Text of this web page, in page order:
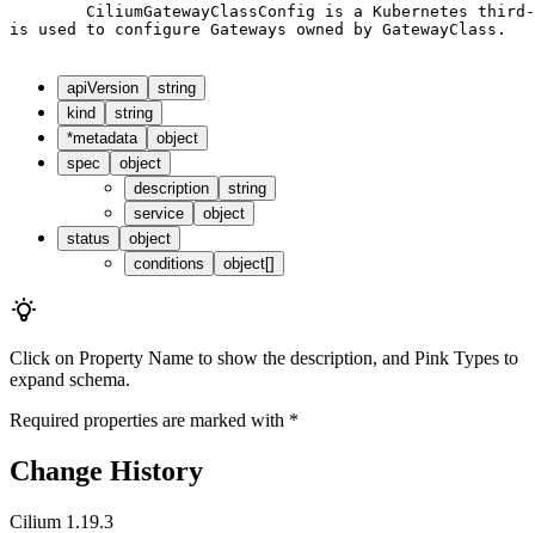
CiliumGatewayClassConfig is a Kubernetes
is used to configure Gateways owned by GatewayClass.
apiVersion
string
kind
string
*metadata
object
spec
object
description
string
service
object
status
object
conditions
object[]
Click on Property Name to show the description, and Pink Types to
expand schema.
Required properties are marked with *
Change History
Cilium 1.19.3